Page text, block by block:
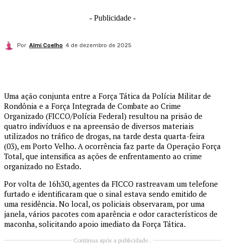
- Publicidade -
Por Almi Coelho 4 de dezembro de 2025
Uma ação conjunta entre a Força Tática da Polícia Militar de
Rondônia e a Força Integrada de Combate ao Crime
Organizado (FICCO/Polícia Federal) resultou na prisão de
quatro indivíduos e na apreensão de diversos materiais
utilizados no tráfico de drogas, na tarde desta quarta-feira
(03), em Porto Velho. A ocorrência faz parte da Operação Força
Total, que intensifica as ações de enfrentamento ao crime
organizado no Estado.
Por volta de 16h30, agentes da FICCO rastreavam um telefone
furtado e identificaram que o sinal estava sendo emitido de
uma residência. No local, os policiais observaram, por uma
janela, vários pacotes com aparência e odor característicos de
maconha, solicitando apoio imediato da Força Tática.
Continua após a publicidade..